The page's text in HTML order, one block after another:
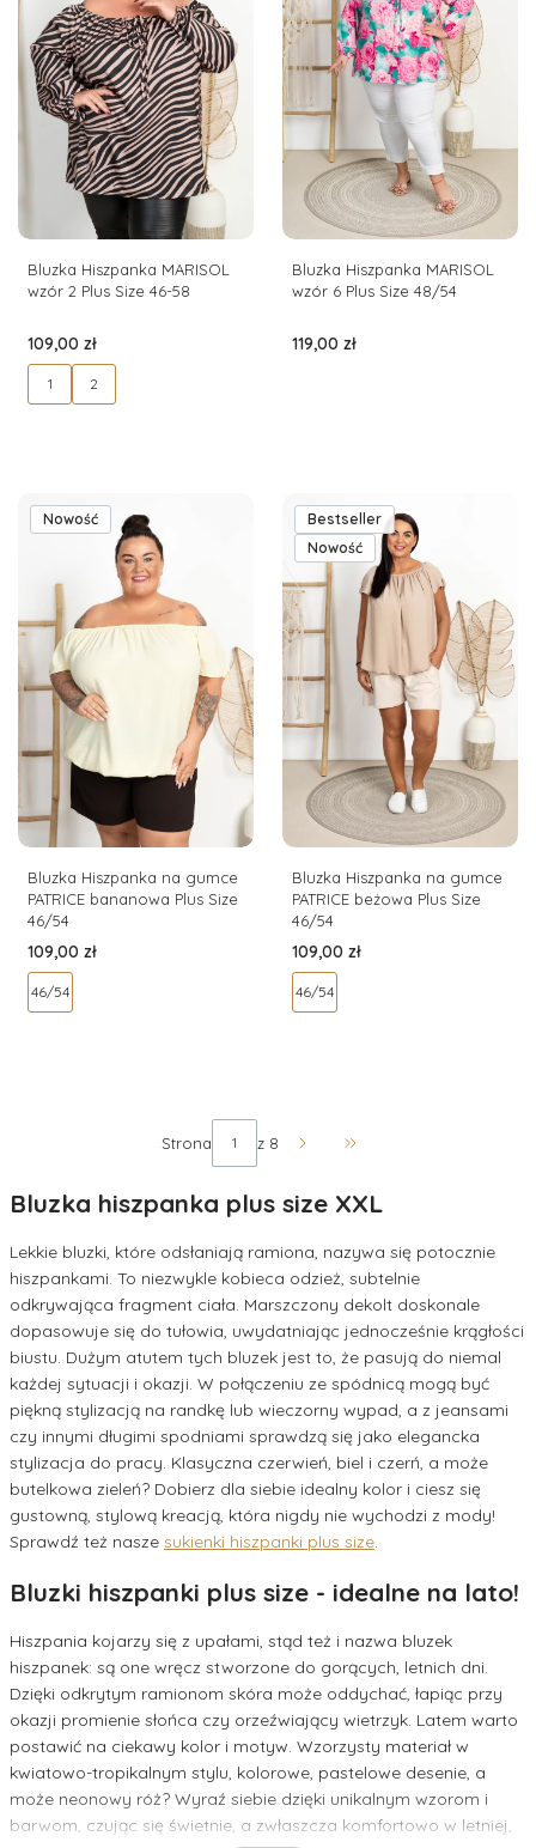
Bluzka Hiszpanka MARISOL
wzór 2 Plus Size 46-58
Cena
109,00 zł
1 2
Bluzka Hiszpanka MARISOL
wzór 6 Plus Size 48/54
Cena
119,00 zł
Nowość
Bluzka Hiszpanka na gumce
PATRICE bananowa Plus Size
46/54
Cena
109,00 zł
46/54
Bestseller
Nowość
Bluzka Hiszpanka na gumce
PATRICE beżowa Plus Size
46/54
Cena
109,00 zł
46/54
Strona z 8
Przejdź do ostatniej
Bluzka hiszpanka plus size XXL
Lekkie bluzki, które odsłaniają ramiona, nazywa się potocznie
hiszpankami. To niezwykle kobieca odzież, subtelnie
odkrywająca fragment ciała. Marszczony dekolt doskonale
dopasowuje się do tułowia, uwydatniając jednocześnie krągłości
biustu. Dużym atutem tych bluzek jest to, że pasują do niemal
każdej sytuacji i okazji. W połączeniu ze spódnicą mogą być
piękną stylizacją na randkę lub wieczorny wypad, a z jeansami
czy innymi długimi spodniami sprawdzą się jako elegancka
stylizacja do pracy. Klasyczna czerwień, biel i czerń, a może
butelkowa zieleń? Dobierz dla siebie idealny kolor i ciesz się
gustowną, stylową kreacją, która nigdy nie wychodzi z mody!
Sprawdź też nasze sukienki hiszpanki plus size.
Bluzki hiszpanki plus size - idealne na lato!
Hiszpania kojarzy się z upałami, stąd też i nazwa bluzek
hiszpanek: są one wręcz stworzone do gorących, letnich dni.
Dzięki odkrytym ramionom skóra może oddychać, łapiąc przy
okazji promienie słońca czy orzeźwiający wietrzyk. Latem warto
postawić na ciekawy kolor i motyw. Wzorzysty materiał w
kwiatowo-tropikalnym stylu, kolorowe, pastelowe desenie, a
może neonowy róż? Wyraź siebie dzięki unikalnym wzorom i
barwom, czując się świetnie, a zwłaszcza komfortowo w letniej,